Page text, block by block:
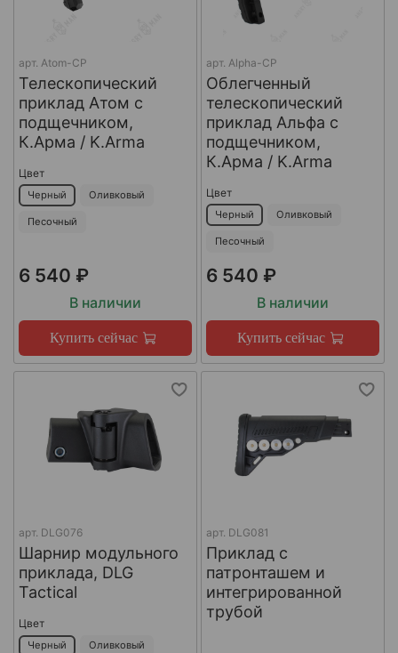
арт. Atom-CP
Телескопический
приклад Атом с
подщечником,
К.Арма / K.Arma
Цвет
Черный Оливковый
Песочный
6 540 ₽
В наличии
Купить сейчас
арт. Alpha-CP
Облегченный
телескопический
приклад Альфа с
подщечником,
К.Арма / K.Arma
Цвет
Черный Оливковый
Песочный
6 540 ₽
В наличии
Купить сейчас
арт. DLG076
Шарнир модульного
приклада, DLG
Tactical
Цвет
Черный Оливковый
арт. DLG081
Приклад с
патронташем и
интегрированной
трубой